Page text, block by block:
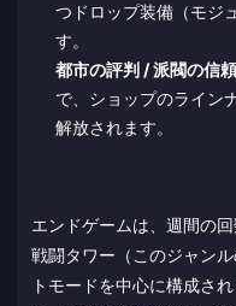
つドロップ装備（モジ
す。
都市の評判 / 派閥の信頼
で、ショップのライン
解放されます。
エンドゲームは、週間の
戦闘タワー（このジャン
トモードを中心に構成さ